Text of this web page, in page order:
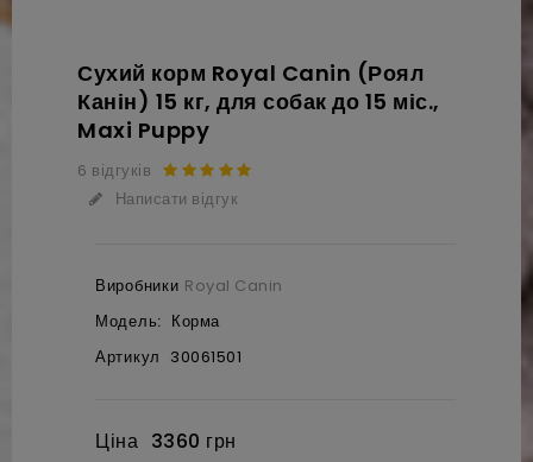
Сухий корм Royal Canin (Роял
Канін) 15 кг, для собак до 15 міс.,
Maxi Puppy
6 відгуків
Написати відгук
Виробники Royal Canin
Модель: Корма
Артикул 30061501
Ціна 3360 грн